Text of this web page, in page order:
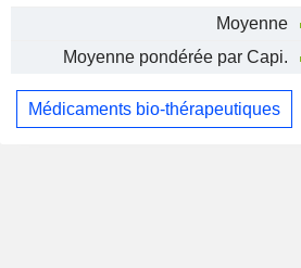
Moyenne
Moyenne pondérée par Capi.
Médicaments bio-thérapeutiques